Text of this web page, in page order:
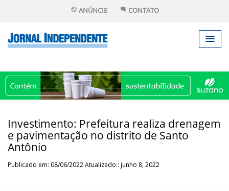
ANÚNCIE CONTATO
Investimento: Prefeitura realiza drenagem
e pavimentação no distrito de Santo
Antônio
Publicado em: 08/06/2022 Atualizado:: junho 8, 2022